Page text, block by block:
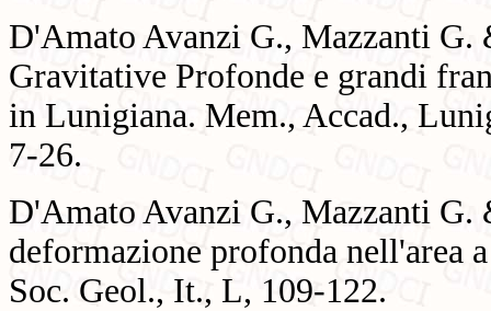
D'Amato Avanzi G., Mazzanti
Gravitative Profonde e grandi
in Lunigiana. Mem., Accad.,
7-26.
D'Amato Avanzi G., Mazzanti
deformazione profonda nell'area
Soc. Geol., It., L, 109-122.